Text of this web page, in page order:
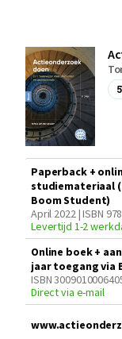
Paperback +
studiemateriaal
Boom Student)
April 2022 | ISBN
Levertijd 1-2
Online boek +
jaar toegang via
ISBN
Direct via e-mail